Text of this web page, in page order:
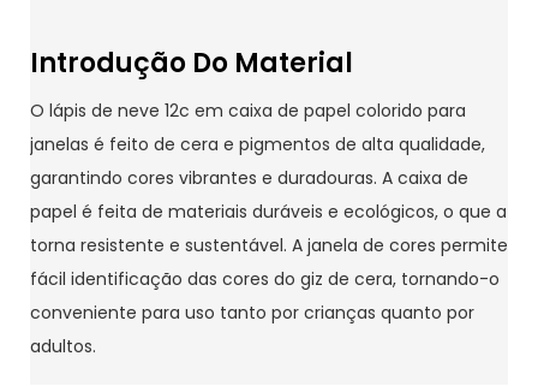
Introdução Do Material
O lápis de neve 12c em caixa de papel colorido para
janelas é feito de cera e pigmentos de alta qualidade,
garantindo cores vibrantes e duradouras. A caixa de
papel é feita de materiais duráveis ​​e ecológicos, o que a
torna resistente e sustentável. A janela de cores permite
fácil identificação das cores do giz de cera, tornando-o
conveniente para uso tanto por crianças quanto por
adultos.